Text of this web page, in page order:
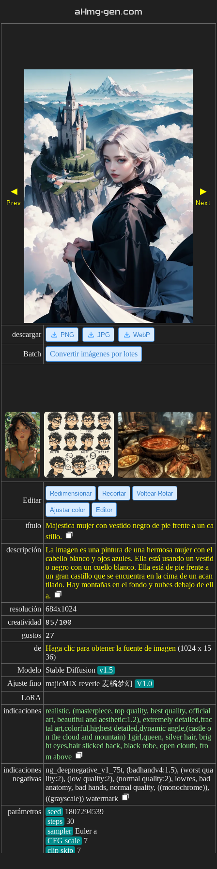
ai-img-gen.com
◀
Prev
▶
Next
descargar PNG JPG WebP
Batch Convertir imágenes por lotes
Editar
Redimensionar Recortar Voltear·Rotar
Ajustar color Editor
título Majestica mujer con vestido negro de pie frente a un ca
stillo.
descripción La imagen es una pintura de una hermosa mujer con el
cabello blanco y ojos azules. Ella está usando un vestid
o negro con un cuello blanco. Ella está de pie frente a
un gran castillo que se encuentra en la cima de un acan
tilado. Hay montañas en el fondo y nubes debajo de ell
a.
resolución 684x1024
creatividad
85/100
gustos 27
de Haga clic para obtener la fuente de imagen (1024 x 15
36)
Modelo Stable Diffusion v1.5
Ajuste fino majicMIX reverie 麦橘梦幻 V1.0
LoRA
indicaciones realistic, (masterpiece, top quality, best quality, official
art, beautiful and aesthetic:1.2), extremely detailed,frac
tal art,colorful,highest detailed,dynamic angle,(castle o
n the cloud and mountain) 1girl,queen, silver hair, brig
ht eyes,hair slicked back, black robe, open clouth, fro
m above
indicaciones
negativas
ng_deepnegative_v1_75t, (badhandv4:1.5), (worst qua
lity:2), (low quality:2), (normal quality:2), lowres, bad
anatomy, bad hands, normal quality, ((monochrome)),
((grayscale)) watermark
parámetros
seed
steps
sampler
CFG scale
clip skip 7